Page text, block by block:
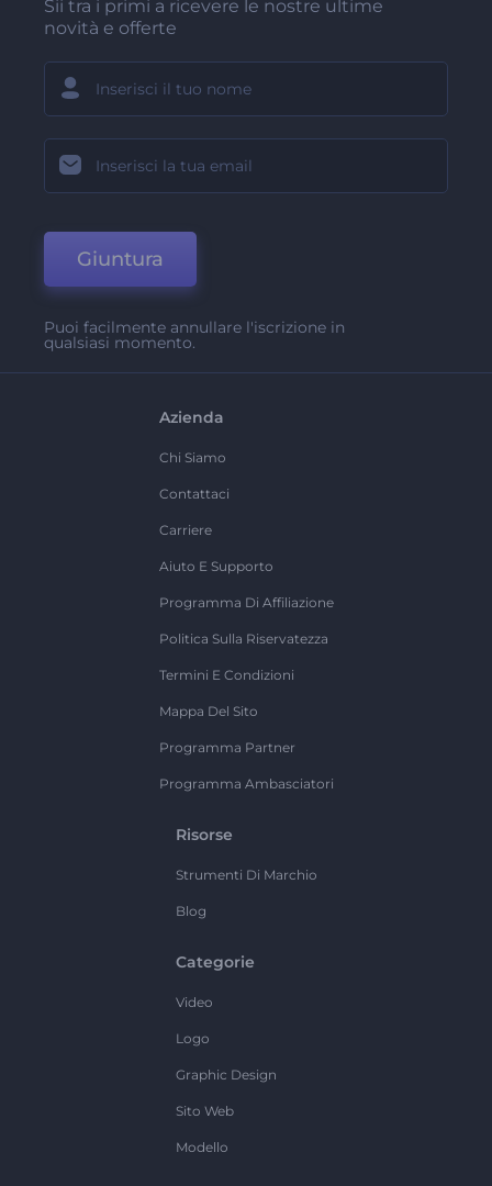
Sii tra i primi a ricevere le nostre ultime
novità e offerte
Giuntura
Puoi facilmente annullare l'iscrizione in
qualsiasi momento.
Azienda
Chi Siamo
Contattaci
Carriere
Aiuto E Supporto
Programma Di Affiliazione
Politica Sulla Riservatezza
Termini E Condizioni
Mappa Del Sito
Programma Partner
Programma Ambasciatori
Risorse
Strumenti Di Marchio
Blog
Categorie
Video
Logo
Graphic Design
Sito Web
Modello